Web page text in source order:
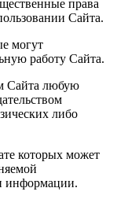
права
Сайта.
могут
работу Сайта.
Сайта любую
либо
которых может
информации.